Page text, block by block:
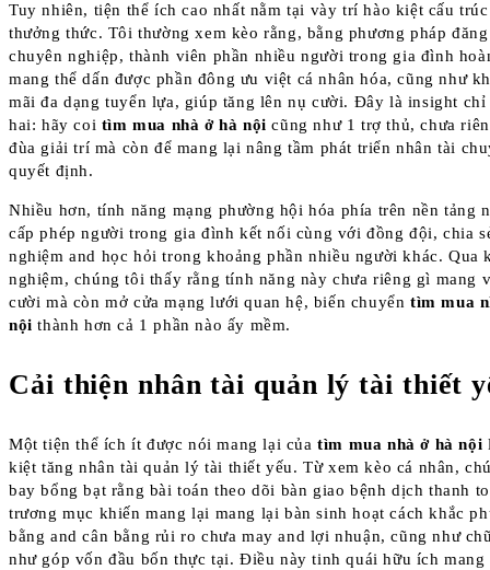
Tuy nhiên, tiện thể ích cao nhất nằm tại vày trí hào kiệt cấu
thưởng thức. Tôi thường xem kèo rằng, bằng phương pháp
chuyên nghiệp, thành viên phần nhiều người trong gia đình
mang thể dấn được phần đông ưu việt cá nhân hóa, cũng như
mãi đa dạng tuyển lựa, giúp tăng lên nụ cười. Đây là insight chỉ
hai: hãy coi tìm mua nhà ở hà nội cũng như 1 trợ thủ, chưa
đùa giải trí mà còn để mang lại nâng tầm phát triển nhân tài
quyết định.
Nhiều hơn, tính năng mạng phường hội hóa phía trên nền tảng
cấp phép người trong gia đình kết nối cùng với đồng đội, chia
nghiệm and học hỏi trong khoảng phần nhiều người khác. Qua
nghiệm, chúng tôi thấy rằng tính năng này chưa riêng gì mang
cười mà còn mở cửa mạng lưới quan hệ, biến chuyểntìm mua
nội thành hơn cả 1 phần nào ấy mềm.
Cải thiện nhân tài quản lý tài thiết
Một tiện thể ích ít được nói mang lại củatìm mua nhà ở hà nội
kiệt tăng nhân tài quản lý tài thiết yếu. Từ xem kèo cá nhân,
bay bổng bạt rằng bài toán theo dõi bàn giao bệnh dịch thanh
trương mục khiến mang lại mang lại bàn sinh hoạt cách khắc
bằng and cân bằng rủi ro chưa may and lợi nhuận, cũng như
như góp vốn đầu bốn thực tại. Điều này tinh quái hữu ích mang